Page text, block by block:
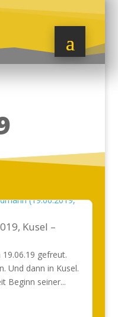
Kusel –
gefreut.
Und dann in Kusel.
Beginn seiner...